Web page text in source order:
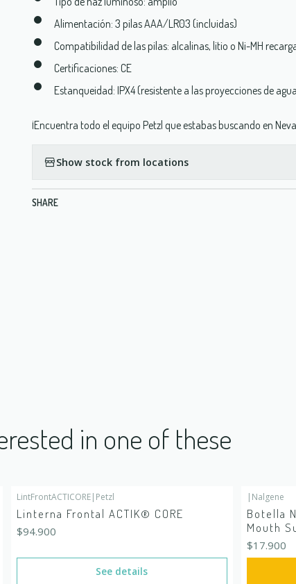
Alimentación: 3 pilas AAA/LR03 (incluidas)
Compatibilidad de las pilas: alcalinas, litio o Ni-MH
Certificaciones: CE
Estanqueidad: IPX4 (resistente a las proyecciones de
¡Encuentra todo el equipo Petzl que estabas buscando en
Show stock from locations
SHARE
in one of these
LintFrontACTICORE| Petzl
Linterna Frontal ACTIK® CORE
$94.900
See details
| Nalgene
Botella
Mouth
$17.900